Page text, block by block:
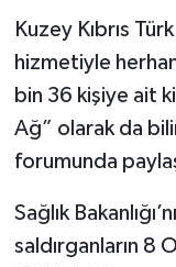
Kuzey Kıbrıs
hizmetiyle
bin 36 kişiye ait
Ağ” olarak da
forumunda
Sağlık
saldırganların 8